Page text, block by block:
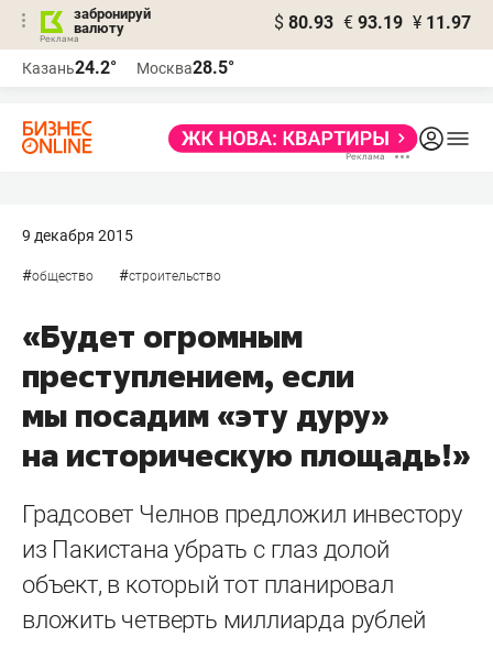
забронируй
валюту
$ 80.93 € 93.19 ¥ 11.97
Казань24.2° Москва28.5°
9 декабря 2015
#общество #строительство
«Будет огромным
преступлением, если
мы посадим «эту дуру»
на историческую площадь!»
Градсовет Челнов предложил инвестору
из Пакистана убрать с глаз долой
объект, в который тот планировал
вложить четверть миллиарда рублей